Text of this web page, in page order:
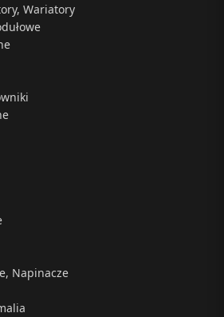
Wariatory
Napinacze